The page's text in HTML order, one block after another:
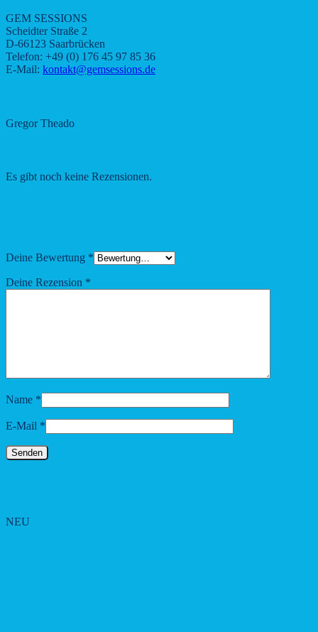
GEM SESSIONS
Scheidter Straße 2
D-66123 Saarbrücken
Telefon: +49 (0) 176 45 97 85 36
E-Mail: kontakt@gemsessions.de
Gregor Theado
Es gibt noch keine Rezensionen.
Deine Bewertung *
Deine Rezension *
Name *
E-Mail *
NEU